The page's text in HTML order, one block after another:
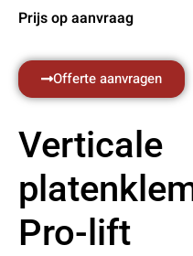
Prijs op aanvraag
Offerte aanvragen
Verticale
Pro-lift